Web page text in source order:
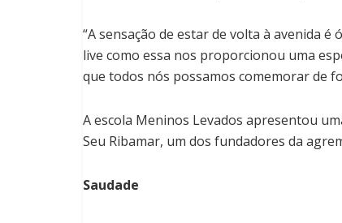
“A sensação de estar de volta à avenida
live como essa nos proporcionou uma
que todos nós possamos comemorar de
A escola Meninos Levados apresentou
Seu Ribamar, um dos fundadores da
Saudade